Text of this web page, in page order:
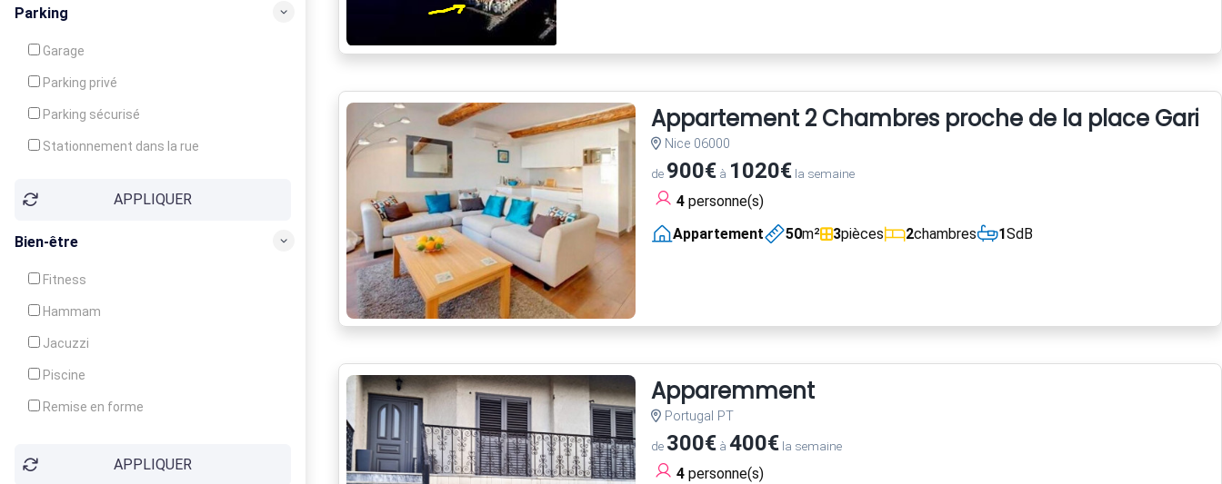
Parking
Garage
Parking privé
Parking sécurisé
Stationnement dans la rue
APPLIQUER
Bien-être
Fitness
Hammam
Jacuzzi
Piscine
Remise en forme
Soins du corpsAPPLIQUER
Appartement 2 Chambres proche de la place
Nice 06000
de 900€à 1020€la semaine
4personne(s)
Appartement
50m² 3pièces 2chambres 1SdB
Apparemment
Portugal PT
de 300€à 400€la semaine
4personne(s)